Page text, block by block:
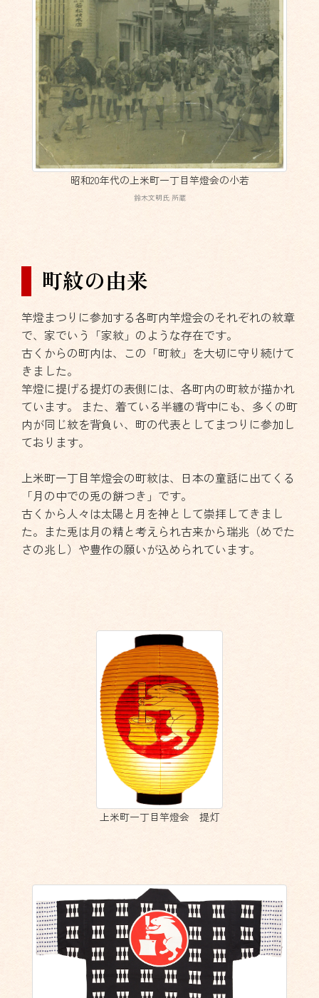
昭和20年代の上米町一丁目竿燈会の小若
鈴木文明氏 所蔵
町紋の由来
竿燈まつりに参加する各町内竿燈会のそれぞれの紋章
で、家でいう「家紋」のような存在です。
古くからの町内は、この「町紋」を大切に守り続けて
きました。
竿燈に提げる提灯の表側には、各町内の町紋が描かれ
ています。 また、着ている半纏の背中にも、多くの町
内が同じ紋を背負い、町の代表としてまつりに参加し
ております。
上米町一丁目竿燈会の町紋は、日本の童話に出てくる
「月の中での兎の餅つき」です。
古くから人々は太陽と月を神として崇拝してきまし
た。また兎は月の精と考えられ古来から瑞兆（めでた
さの兆し）や豊作の願いが込められています。
上米町一丁目竿燈会 提灯